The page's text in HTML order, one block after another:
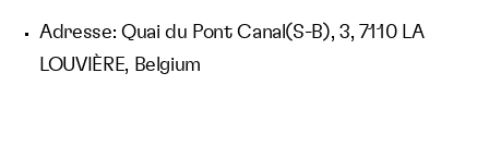
Adresse: Quai du Pont Canal(S-B), 3, 7110 LA
LOUVIÈRE, Belgium